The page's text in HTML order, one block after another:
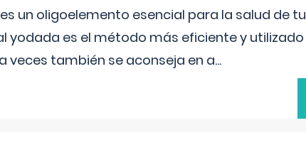
un oligoelemento esencial para la salud de tu
yodada es el método más eficiente y utilizado
veces también se aconseja en a...